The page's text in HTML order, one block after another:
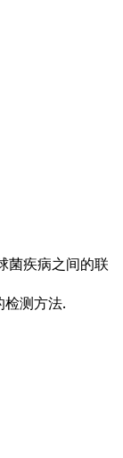
菌疾病之间的联
测方法.